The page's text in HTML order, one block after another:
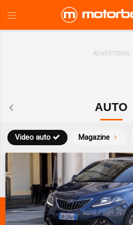
AUTO
Magazine
Video auto